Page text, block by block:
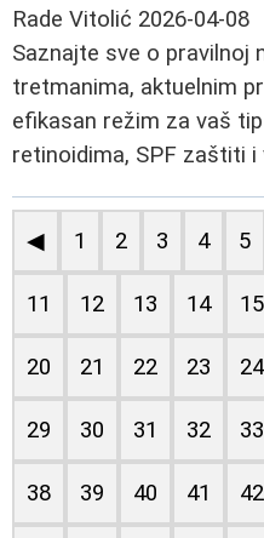
Rade Vitolić 2026-04-08
Saznajte sve o pravilnoj
tretmanima, aktuelnim
efikasan režim za vaš
retinoidima, SPF zaštiti i
◀ 1 2 3 4 5
11 12 13 14 15
20 21 22 23 24
29 30 31 32 33
38 39 40 41 42